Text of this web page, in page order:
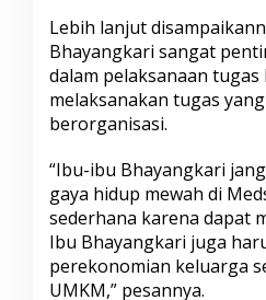
P
e
s
a
a
Lebih lanjut
Bhayangkari sangat
dalam pelaksanaan
melaksanakan tugas
berorganisasi.
“Ibu-ibu Bhayangkari
gaya hidup mewah di
sederhana karena dapat
Ibu Bhayangkari juga
perekonomian keluarga
UMKM,” pesannya.